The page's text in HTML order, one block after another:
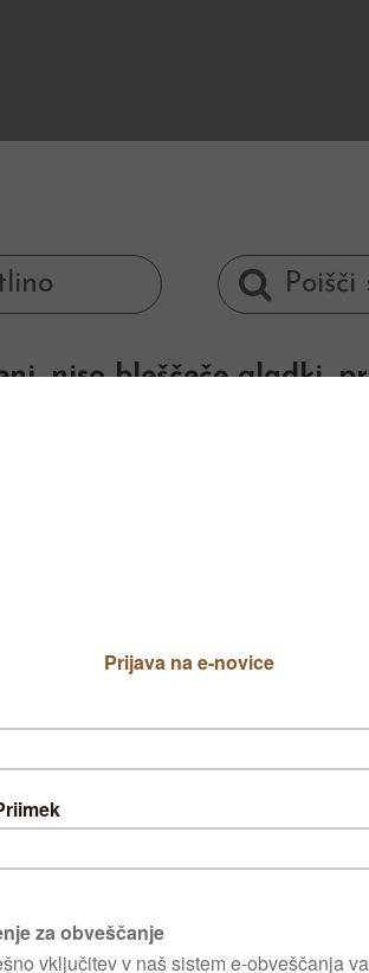
niso bleščeče gladki,
bela korenina.
Potrebuje
globoka,
vode. V
poletje,
težav
vrste
zemlja